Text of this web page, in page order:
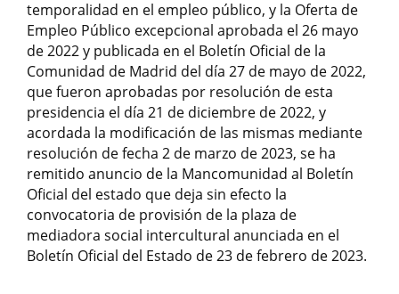
temporalidad en el empleo público, y la Oferta de
Empleo Público excepcional aprobada el 26 mayo
de 2022 y publicada en el Boletín Oficial de la
Comunidad de Madrid del día 27 de mayo de 2022,
que fueron aprobadas por resolución de esta
presidencia el día 21 de diciembre de 2022, y
acordada la modificación de las mismas mediante
resolución de fecha 2 de marzo de 2023, se ha
remitido anuncio de la Mancomunidad al Boletín
Oficial del estado que deja sin efecto la
convocatoria de provisión de la plaza de
mediadora social intercultural anunciada en el
Boletín Oficial del Estado de 23 de febrero de 2023.